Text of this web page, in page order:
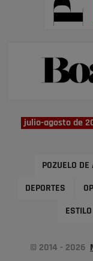
julio-agosto de
POZUELO DE
DEPORTES
© 2014 - 2026